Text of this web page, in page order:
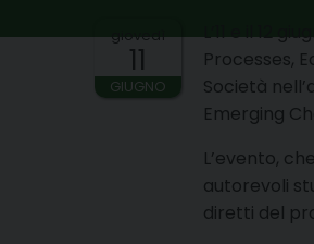
giovedì
11
GIUGNO
L’11 e il 12
Processes,
Società
Emerging
L’evento,
autorevoli
diretti del